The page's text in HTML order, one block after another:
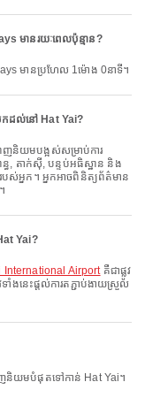
មានរយៈពេលប៉ុន្មាន?
មានប្រហែល 1ម៉ោង 0នាទី។
កដល់នៅ Hat Yai?
ញនិយមបង្អស់សម្រាប់ការ
, តាក់ស៊ី, បន្ទប់អធិស្ឋាន និង
បស់អ្នក។ អ្នកអាចពិនិត្យព័ត៌មាន
Yai?
International Airportគឺជាផ្លូវ
ងនេះផ្តល់ការតភ្ជាប់ងាយស្រួល
ញនិយមបំផុតទៅកាន់ Hat Yai។